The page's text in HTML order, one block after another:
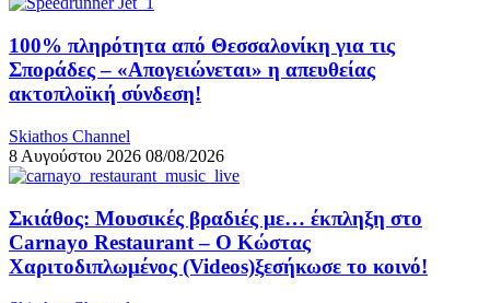
100% πληρότητα από Θεσσαλονίκη για τις
Σποράδες – «Απογειώνεται» η απευθείας
ακτοπλοϊκή σύνδεση!
Skiathos Channel
8 Αυγούστου 2026 08/08/2026
Σκιάθος: Μουσικές βραδιές με… έκπληξη στο
Carnayo Restaurant – Ο Κώστας
Χαριτοδιπλωμένος (Videos)ξεσήκωσε το κοινό!